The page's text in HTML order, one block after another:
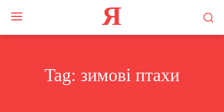
Я
Tag: зимові птахи